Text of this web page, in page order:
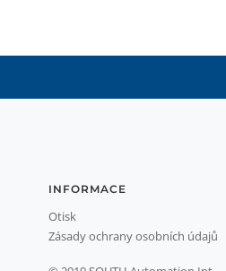
INFORMACE
Otisk
Zásady ochrany osobních údajů